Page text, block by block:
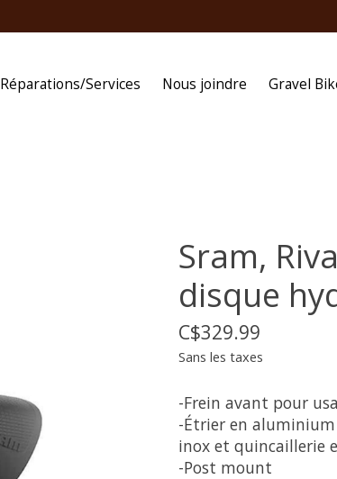
Réparations/Services Nous joindre Gravel
Sram,
disque
C$329.99
Sans les taxes
-Frein avant pour
-Étrier en
inox et quincaillerie
-Post mount